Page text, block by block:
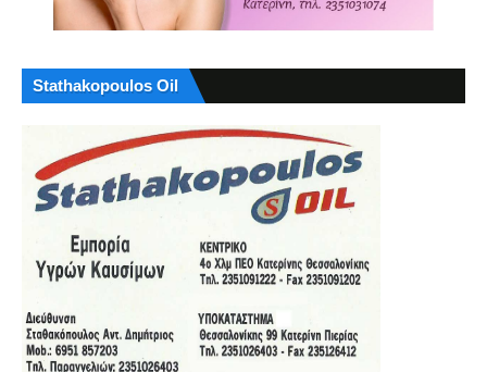
Stathakopoulos Oil